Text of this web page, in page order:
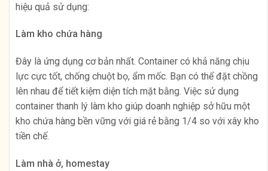
hiệu quả sử dụng:
Làm kho chứa hàng
Đây là ứng dụng cơ bản nhất. Container có khả năng chịu
lực cực tốt, chống chuột bọ, ẩm mốc. Bạn có thể đặt chồng
lên nhau để tiết kiệm diện tích mặt bằng. Việc sử dụng
container thanh lý làm kho giúp doanh nghiệp sở hữu một
kho chứa hàng bền vững với giá rẻ bằng 1/4 so với xây kho
tiền chế.
Làm nhà ở, homestay